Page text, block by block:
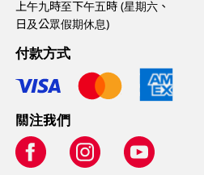
上午九時至下午五時 (星期六、
日及公眾假期休息)
付款方式
關注我們